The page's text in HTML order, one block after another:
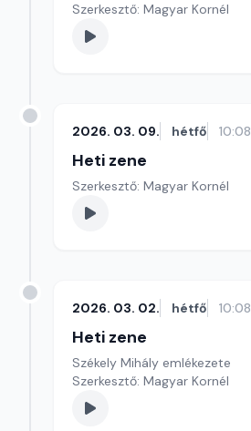
Szerkesztő: Magyar Kornél
2026. 03. 09. hétfő 10:08
Heti zene
Szerkesztő: Magyar Kornél
2026. 03. 02. hétfő 10:08
Heti zene
Székely Mihály emlékezete
Szerkesztő: Magyar Kornél